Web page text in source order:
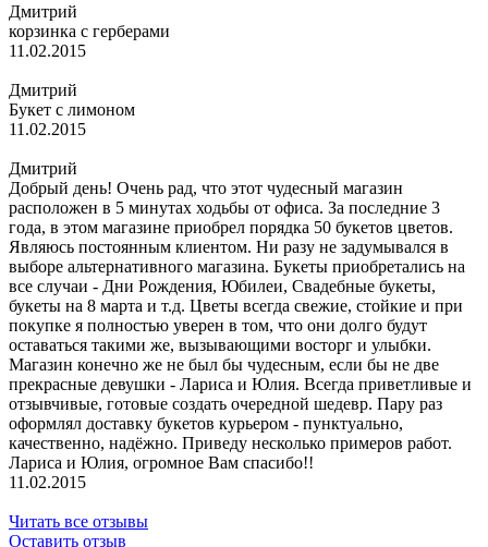
Дмитрий
корзинка с герберами
11.02.2015
Дмитрий
Букет с лимоном
11.02.2015
Дмитрий
Добрый день! Очень рад, что этот чудесный магазин
расположен в 5 минутах ходьбы от офиса. За последние 3
года, в этом магазине приобрел порядка 50 букетов цветов.
Являюсь постоянным клиентом. Ни разу не задумывался в
выборе альтернативного магазина. Букеты приобретались на
все случаи - Дни Рождения, Юбилеи, Свадебные букеты,
букеты на 8 марта и т.д. Цветы всегда свежие, стойкие и при
покупке я полностью уверен в том, что они долго будут
оставаться такими же, вызывающими восторг и улыбки.
Магазин конечно же не был бы чудесным, если бы не две
прекрасные девушки - Лариса и Юлия. Всегда приветливые и
отзывчивые, готовые создать очередной шедевр. Пару раз
оформлял доставку букетов курьером - пунктуально,
качественно, надёжно. Приведу несколько примеров работ.
Лариса и Юлия, огромное Вам спасибо!!
11.02.2015
Читать все отзывы
Оставить отзыв